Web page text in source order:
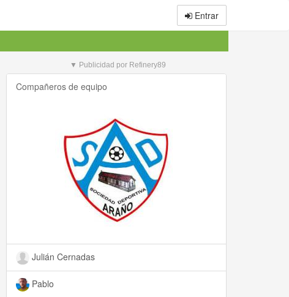
Entrar
▼ Publicidad por Refinery89
Compañeros de equipo
Julián Cernadas
Pablo